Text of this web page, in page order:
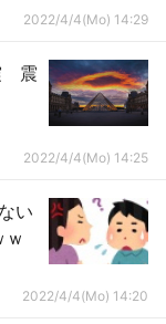
2022/4/4(Mo) 14:29
震
2022/4/4(Mo) 14:25
い
2022/4/4(Mo) 14:20